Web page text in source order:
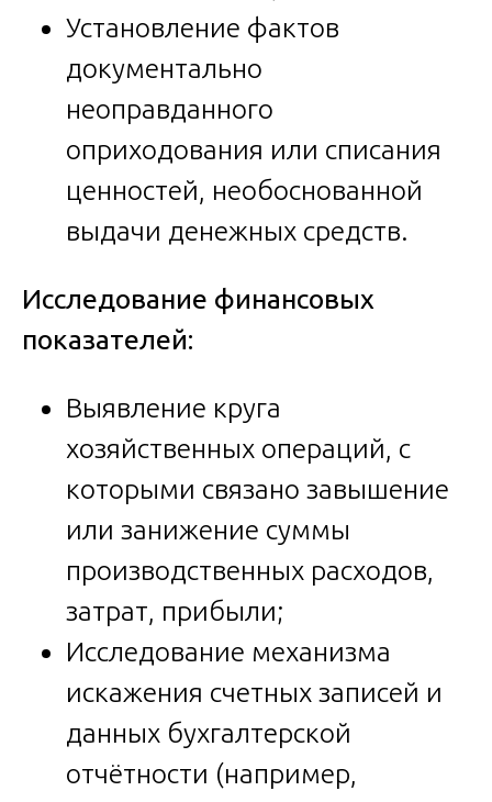
Установление фактов
документально
неоправданного
оприходования или списания
ценностей, необоснованной
выдачи денежных средств.
Исследование финансовых
показателей:
Выявление круга
хозяйственных операций, с
которыми связано завышение
или занижение суммы
производственных расходов,
затрат, прибыли;
Исследование механизма
искажения счетных записей и
данных бухгалтерской
отчётности (например,